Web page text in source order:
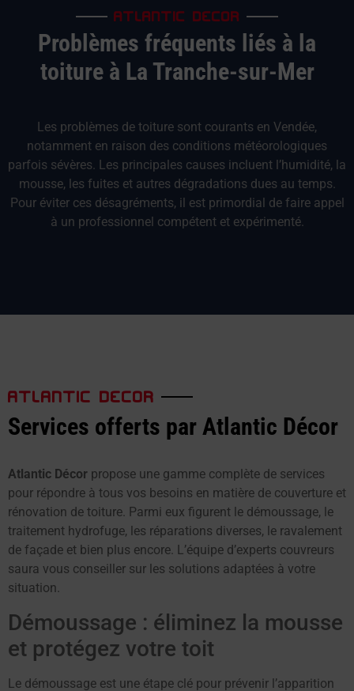
ATLANTIC DECOR
Problèmes fréquents liés à la
toiture à La Tranche-sur-Mer
Les problèmes de toiture sont courants en Vendée,
notamment en raison des conditions météorologiques
parfois sévères. Les principales causes incluent l’humidité, la
mousse, les fuites et autres dégradations dues au temps.
Pour éviter ces désagréments, il est primordial de faire appel
à un professionnel compétent et expérimenté.
ATLANTIC DECOR
Services offerts par Atlantic Décor
Atlantic Décor propose une gamme complète de services
pour répondre à tous vos besoins en matière de couverture et
rénovation de toiture. Parmi eux figurent le démoussage, le
traitement hydrofuge, les réparations diverses, le ravalement
de façade et bien plus encore. L’équipe d’experts couvreurs
saura vous conseiller sur les solutions adaptées à votre
situation.
Démoussage : éliminez la mousse
et protégez votre toit
Le démoussage est une étape clé pour prévenir l’apparition